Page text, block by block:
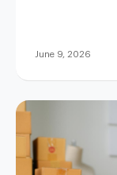
berbagai
penjualan kini
June 9, 2026